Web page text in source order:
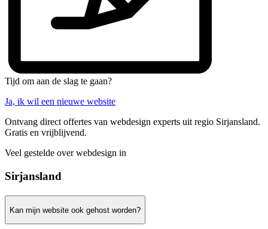
Tijd om aan de slag te gaan?
Ja, ik wil een nieuwe website
Ontvang direct offertes van webdesign experts uit regio Sirjansland.
Gratis en vrijblijvend.
Veel gestelde over webdesign in
Sirjansland
Kan mijn website ook gehost worden?